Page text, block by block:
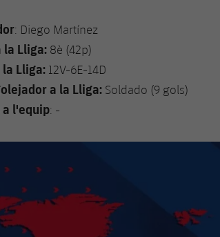
: Diego Martínez
la Lliga: 8è (42p)
la Lliga: 12V-6E-14D
a la Lliga: Soldado (9 gols)
a l'equip: -